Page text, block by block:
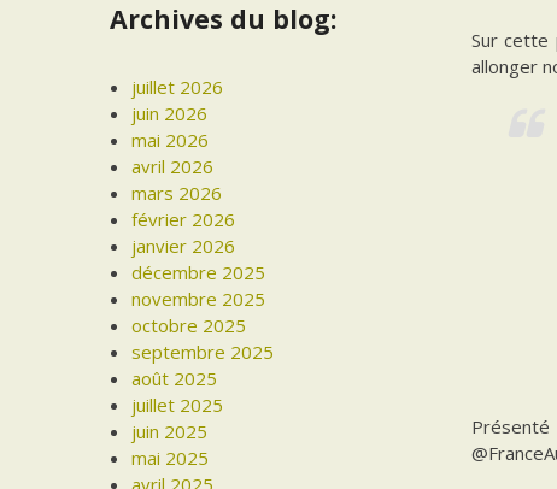
Sur cette
allonger
Archives du blog:
juillet 2026
juin 2026
mai 2026
avril 2026
mars 2026
février 2026
janvier 2026
décembre 2025
novembre 2025
octobre 2025
septembre 2025
août 2025
juillet 2025
juin 2025
mai 2025